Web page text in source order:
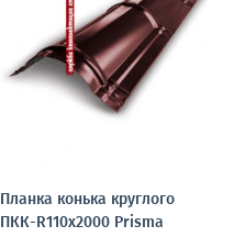
Планка конька круглого
ПКК-R110х2000 Prisma